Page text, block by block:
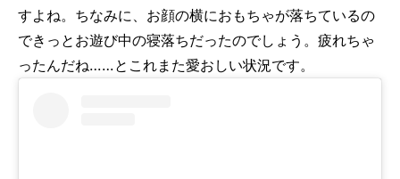
すよね。ちなみに、お顔の横におもちゃが落ちているの
できっとお遊び中の寝落ちだったのでしょう。疲れちゃ
ったんだね……とこれまた愛おしい状況です。